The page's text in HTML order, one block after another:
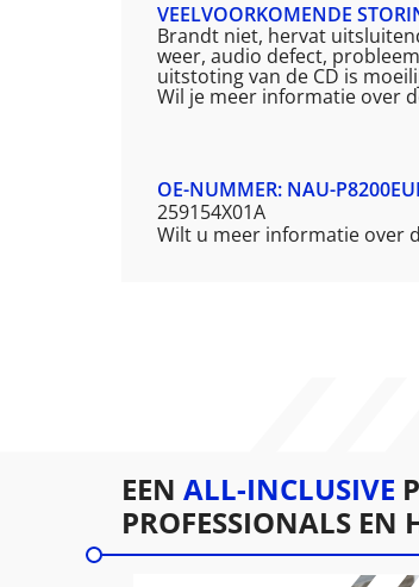
VEELVOORKOMENDE
Brandt niet, hervat
weer, audio defect,
uitstoting van de CD is
Wil je meer informatie over
OE-NUMMER: NAU-
259154X01A
Wilt u meer informatie over
EEN ALL-INCLUSIVE
PROFESSIONALS EN